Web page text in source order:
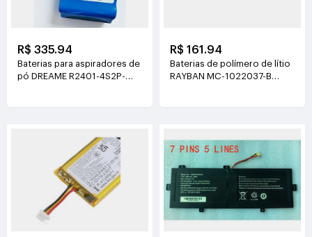
R$ 335.94
Baterias para aspiradores de
pó DREAME R2401-4S2P-
R$ 161.94
Baterias de polímero de lítio
RAYBAN MC-1022037-B